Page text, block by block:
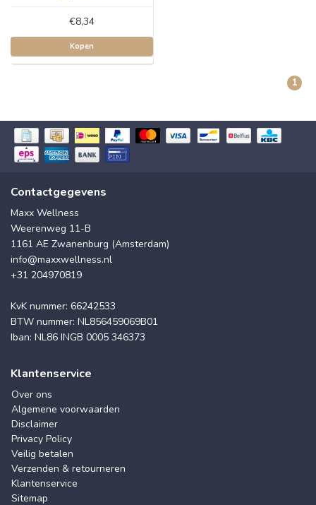
€8,34
Kopen
1
Contactgegevens
Maxx Wellness
Weerenweg 11-B
1161 AE Zwanenburg (Amsterdam)
info@maxxwellness.nl
+31 204970819
KvK nummer: 66242533
BTW nummer: NL856459069B01
Iban: NL86 INGB 0005 346373
Klantenservice
Over ons
Algemene voorwaarden
Disclaimer
Privacy Policy
Veilig betalen
Verzenden & retourneren
Klantenservice
Sitemap